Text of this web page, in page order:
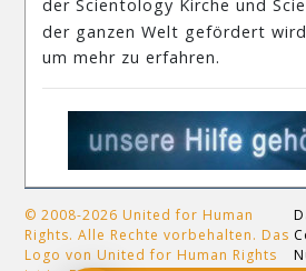
der Scientology Kirche und
der ganzen Welt gefördert
um mehr zu erfahren.
© 2008-2026 United for Human
Rights. Alle Rechte vorbehalten. Das
Logo von United for Human Rights